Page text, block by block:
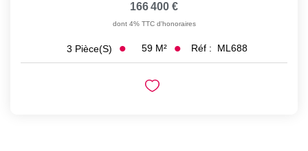
166 400 €
dont 4% TTC d'honoraires
3 Pièce(s) 59 M² Réf : ML688